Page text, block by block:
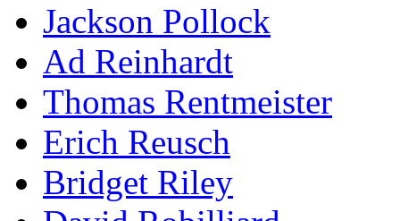
Jackson Pollock
Ad Reinhardt
Thomas Rentmeister
Erich Reusch
Bridget Riley